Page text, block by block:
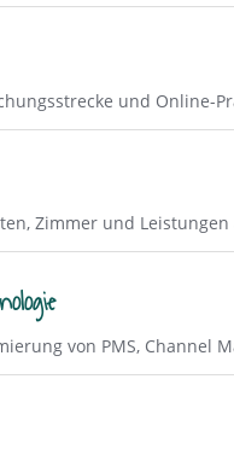
und Online-
Zimmer und
von PMS, Channel